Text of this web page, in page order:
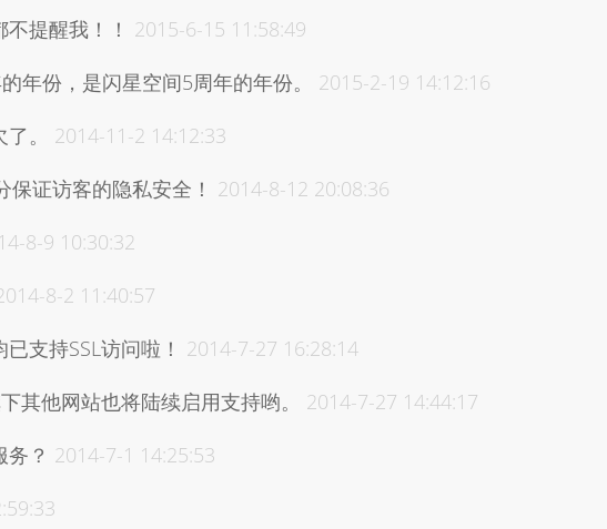
提醒我！！ 2015-6-15 11:58:49
年份，是闪星空间5周年的年份。
2015-2-19 14:12:16
。
2014-11-2 14:12:33
保证访客的隐私安全！ 2014-8-12 20:08:36
8-9 10:30:32
8-2 11:40:57
支持SSL访问啦！ 2014-7-27 16:28:14
其他网站也将陆续启用支持哟。
2014-7-27 14:44:17
？ 2014-7-1 14:25:53